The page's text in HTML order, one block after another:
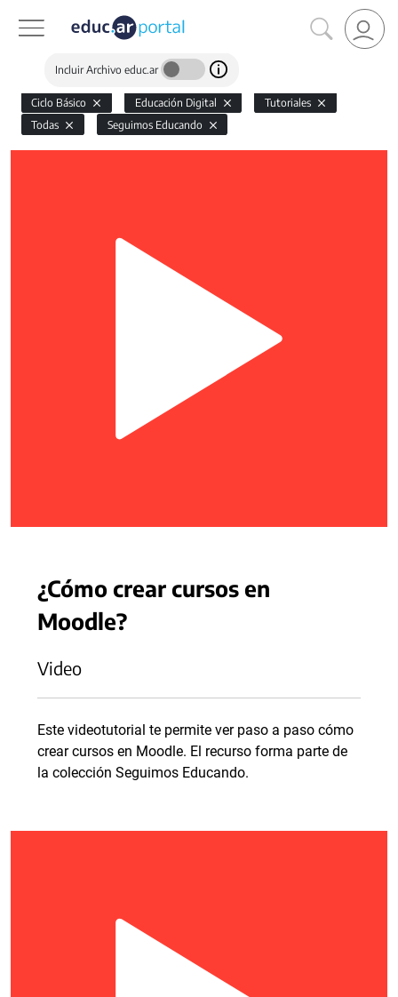
Incluir Archivo educ.ar
Ciclo Básico Educación Digital
Tutoriales
Todas
Seguimos Educando
¿Cómo crear cursos en
Moodle?
Video
Este videotutorial te permite ver paso a paso cómo
crear cursos en Moodle. El recurso forma parte de
la colección Seguimos Educando.